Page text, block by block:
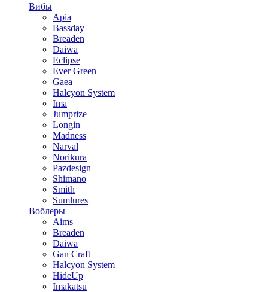
Вибы
Apia
Bassday
Breaden
Daiwa
Eclipse
Ever Green
Gaea
Halcyon System
Ima
Jumprize
Longin
Madness
Narval
Norikura
Pazdesign
Shimano
Smith
Sumlures
Воблеры
Aims
Breaden
Daiwa
Gan Craft
Halcyon System
HideUp
Imakatsu